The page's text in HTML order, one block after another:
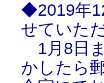
◆2019年
せていた
1月8日
かしたら